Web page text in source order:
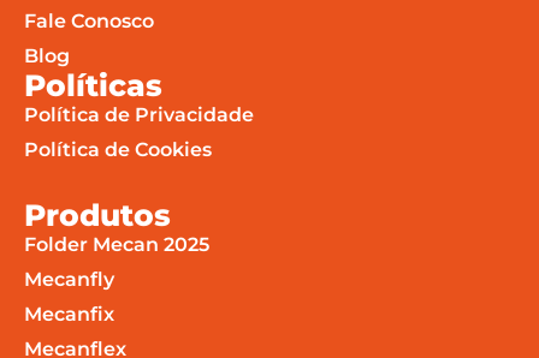
Fale Conosco
Blog
Políticas
Política de Privacidade
Política de Cookies
Produtos
Folder Mecan 2025
Mecanfly
Mecanfix
Mecanflex